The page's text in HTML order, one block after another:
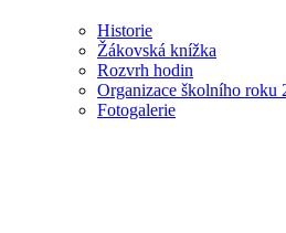
Historie
Žákovská knížka
Rozvrh hodin
Organizace školního roku
Fotogalerie